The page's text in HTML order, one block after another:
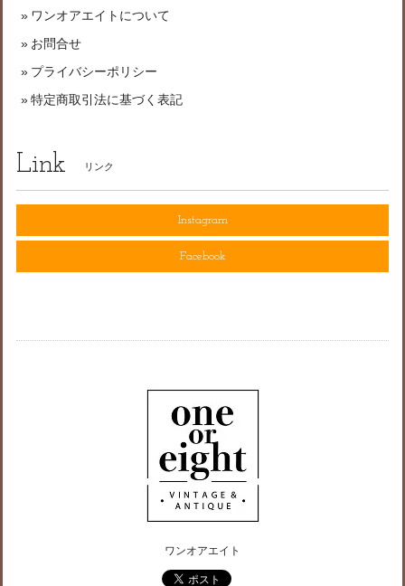
ワンオアエイトについて
お問合せ
プライバシーポリシー
特定商取引法に基づく表記
Link リンク
Instagram
Facebook
ワンオアエイト